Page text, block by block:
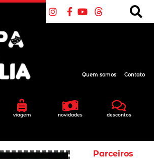
viagem novidades descontos
Quem somos Contato
Parceiros